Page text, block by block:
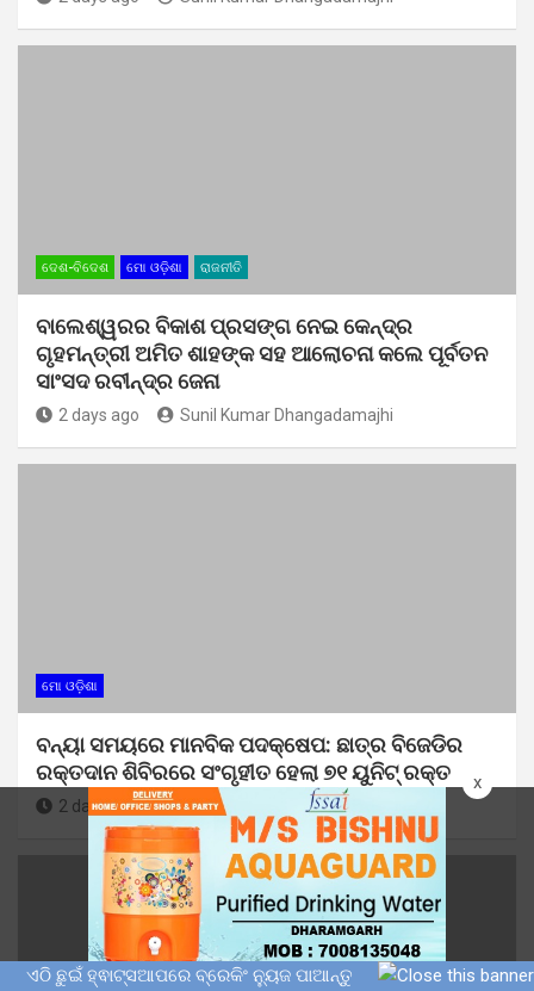
x
ଦେଶ-ବିଦେଶ ମୋ ଓଡ଼ିଶା ରାଜନୀତି
ବାଲେଶ୍ୱରର ବିକାଶ ପ୍ରସଙ୍ଗ ନେଇ କେନ୍ଦ୍ର
ଗୃହମନ୍ତ୍ରୀ ଅମିତ ଶାହଙ୍କ ସହ ଆଲୋଚନା କଲେ ପୂର୍ବତନ
ସାଂସଦ ରବୀନ୍ଦ୍ର ଜେନା
2 days ago Sunil Kumar Dhangadamajhi
ମୋ ଓଡ଼ିଶା
ବନ୍ୟା ସମୟରେ ମାନବିକ ପଦକ୍ଷେପ: ଛାତ୍ର ବିଜେଡିର
ରକ୍ତଦାନ ଶିବିରରେ ସଂଗୃହୀତ ହେଲା ୭୧ ୟୁନିଟ୍ ରକ୍ତ
2 days ago Sunil Kumar Dhangadamajhi
ଏଠି ଛୁଇଁ ହ୍ଵାଟ୍ସଆପରେ ବ୍ରେକିଂ ନ୍ୟୁଜ ପାଆନ୍ତୁ